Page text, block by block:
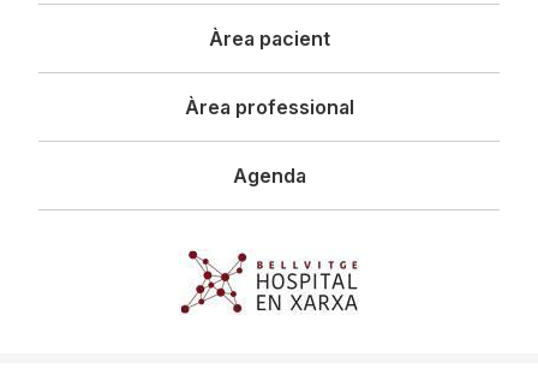
Àrea pacient
Àrea professional
Agenda